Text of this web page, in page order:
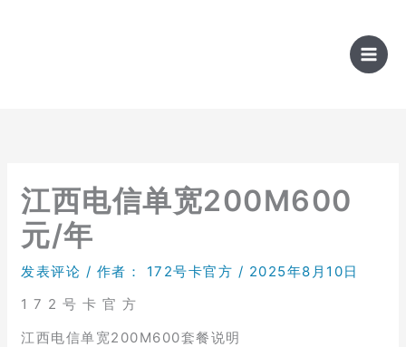
江西电信单宽200M600
元/年
发表评论 / 作者： 172号卡官方 / 2025年8月10日
1 7 2 号 卡 官 方
江西电信单宽200M600套餐说明